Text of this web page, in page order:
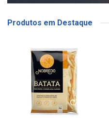
Produtos em Destaque